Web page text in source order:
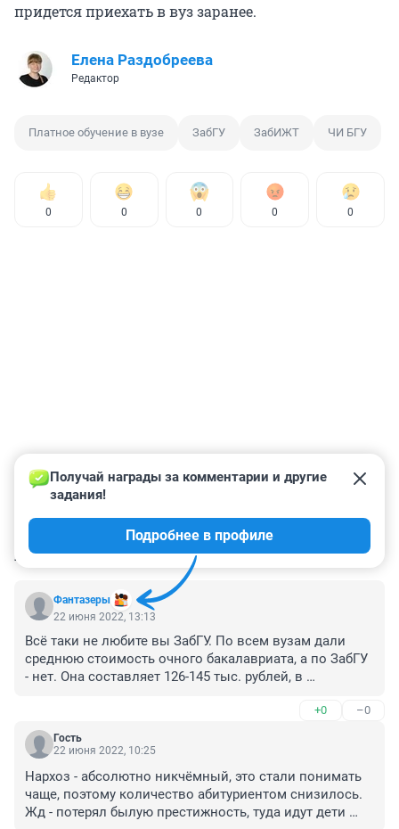
придется приехать в вуз заранее.
Елена Раздобреева
Редактор
Платное обучение в вузе ЗабГУ ЗабИЖТ ЧИ БГУ
0 0 0 0 0
КОММЕНТАРИИ 5
Фантазеры
Получай награды за комментарии и другие
задания!
Подробнее в профиле
22 июня 2022, 13:13
Всё таки не любите вы ЗабГУ. По всем вузам дали
среднюю стоимость очного бакалавриата, а по ЗабГУ
- нет. Она составляет 126-145 тыс. рублей, в
+0 –0
Гость
22 июня 2022, 10:25
Нархоз - абсолютно никчёмный, это стали понимать
чаще, поэтому количество абитуриентом снизилось.
Жд - потерял былую престижность, туда идут дети